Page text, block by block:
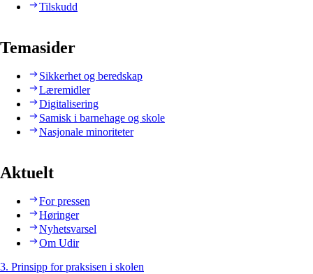
Tilskudd
Temasider
Sikkerhet og beredskap
Læremidler
Digitalisering
Samisk i barnehage og skole
Nasjonale minoriteter
Aktuelt
For pressen
Høringer
Nyhetsvarsel
Om Udir
3. Prinsipp for praksisen i skolen